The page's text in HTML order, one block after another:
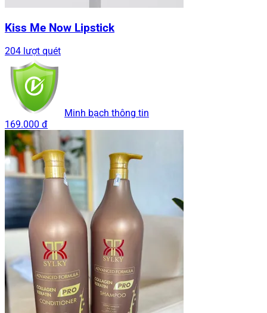
Kiss Me Now Lipstick
204 lượt quét
Minh bạch thông tin
169.000 đ